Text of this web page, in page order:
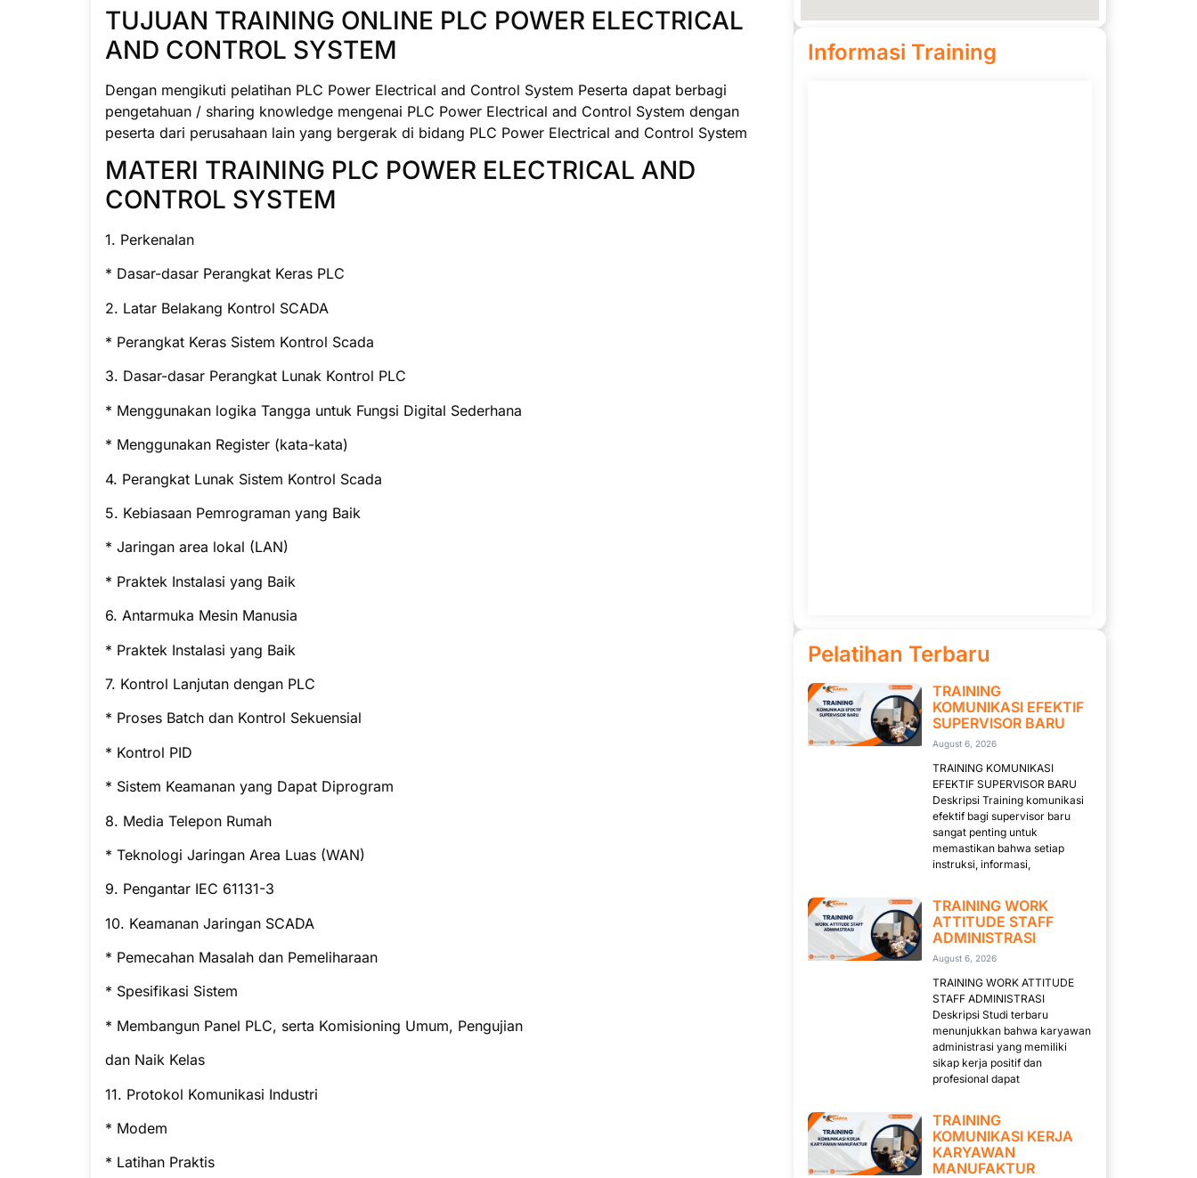
TUJUAN TRAINING ONLINE PLC POWER ELECTRICAL
AND CONTROL SYSTEM
Dengan mengikuti pelatihan PLC Power Electrical and Control System Peserta dapat berbagi
pengetahuan / sharing knowledge mengenai PLC Power Electrical and Control System dengan
peserta dari perusahaan lain yang bergerak di bidang PLC Power Electrical and Control System
MATERI TRAINING PLC POWER ELECTRICAL AND
CONTROL SYSTEM
1. Perkenalan
* Dasar-dasar Perangkat Keras PLC
2. Latar Belakang Kontrol SCADA
* Perangkat Keras Sistem Kontrol Scada
3. Dasar-dasar Perangkat Lunak Kontrol PLC
* Menggunakan logika Tangga untuk Fungsi Digital Sederhana
* Menggunakan Register (kata-kata)
4. Perangkat Lunak Sistem Kontrol Scada
5. Kebiasaan Pemrograman yang Baik
* Jaringan area lokal (LAN)
* Praktek Instalasi yang Baik
6. Antarmuka Mesin Manusia
* Praktek Instalasi yang Baik
7. Kontrol Lanjutan dengan PLC
* Proses Batch dan Kontrol Sekuensial
* Kontrol PID
* Sistem Keamanan yang Dapat Diprogram
8. Media Telepon Rumah
* Teknologi Jaringan Area Luas (WAN)
9. Pengantar IEC 61131-3
10. Keamanan Jaringan SCADA
* Pemecahan Masalah dan Pemeliharaan
* Spesifikasi Sistem
* Membangun Panel PLC, serta Komisioning Umum, Pengujian
dan Naik Kelas
11. Protokol Komunikasi Industri
* Modem
* Latihan Praktis
Informasi Training
Pelatihan Terbaru
TRAINING
KOMUNIKASI EFEKTIF
SUPERVISOR BARU
August 6, 2026
TRAINING KOMUNIKASI
EFEKTIF SUPERVISOR BARU
Deskripsi Training komunikasi
efektif bagi supervisor baru
sangat penting untuk
memastikan bahwa setiap
instruksi, informasi,
TRAINING WORK
ATTITUDE STAFF
ADMINISTRASI
August 6, 2026
TRAINING WORK ATTITUDE
STAFF ADMINISTRASI
Deskripsi Studi terbaru
menunjukkan bahwa karyawan
administrasi yang memiliki
sikap kerja positif dan
profesional dapat
TRAINING
KOMUNIKASI KERJA
KARYAWAN
MANUFAKTUR